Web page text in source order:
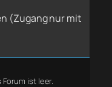
(Zugang nur mit
Forum ist leer.